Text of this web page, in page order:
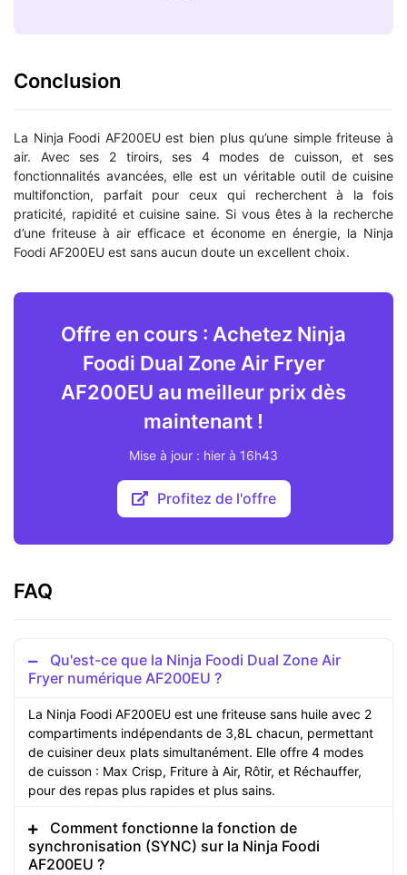
Conclusion
La Ninja Foodi AF200EU est bien plus qu’une simple friteuse à
air. Avec ses 2 tiroirs, ses 4 modes de cuisson, et ses
fonctionnalités avancées, elle est un véritable outil de cuisine
multifonction, parfait pour ceux qui recherchent à la fois
praticité, rapidité et cuisine saine. Si vous êtes à la recherche
d’une friteuse à air efficace et économe en énergie, la Ninja
Foodi AF200EU est sans aucun doute un excellent choix.
Offre en cours : Achetez Ninja
Foodi Dual Zone Air Fryer
AF200EU au meilleur prix dès
maintenant !
Mise à jour : hier à 16h43
Profitez de l'offre
FAQ
Qu'est-ce que la Ninja Foodi Dual Zone Air
Fryer numérique AF200EU ?
La Ninja Foodi AF200EU est une friteuse sans huile avec 2
compartiments indépendants de 3,8L chacun, permettant
de cuisiner deux plats simultanément. Elle offre 4 modes
de cuisson : Max Crisp, Friture à Air, Rôtir, et Réchauffer,
pour des repas plus rapides et plus sains.
Comment fonctionne la fonction de
synchronisation (SYNC) sur la Ninja Foodi
AF200EU ?